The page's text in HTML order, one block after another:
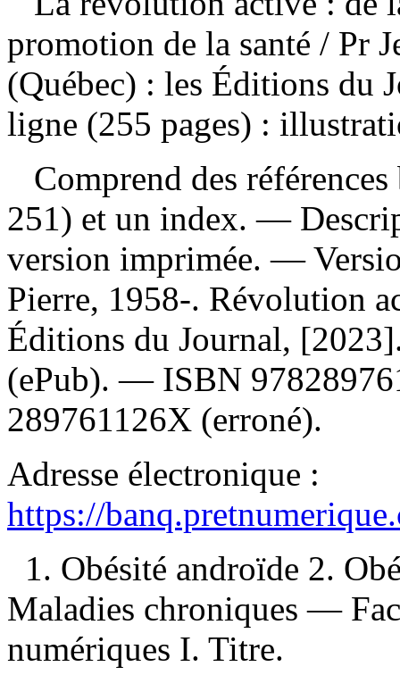
promotion de la santé / Pr
(Québec) : les Éditions du
ligne (255 pages) :
Comprend des
251) et un index. —
version imprimée. —
Pierre, 1958-. Révolution
Éditions du Journal,
(ePub). — ISBN
289761126X (erroné).
Adresse électronique :
https://
1. Obésité androïde 2.
Maladies chroniques —
numériques I. Titre.